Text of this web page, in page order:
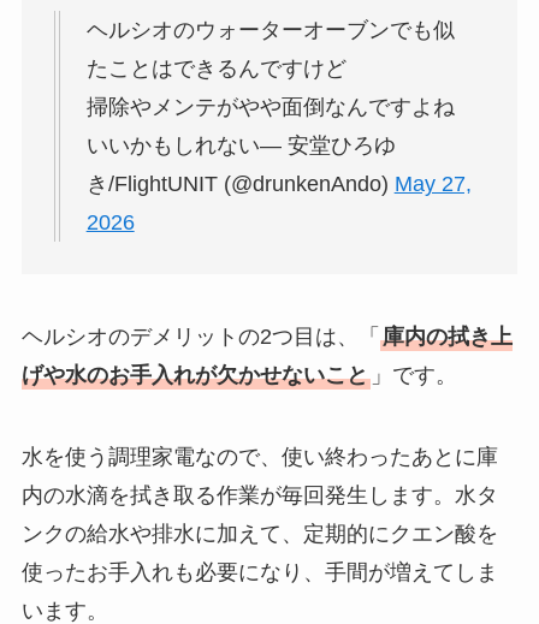
ヘルシオのウォーターオーブンでも似
たことはできるんですけど
掃除やメンテがやや面倒なんですよね
いいかもしれない— 安堂ひろゆ
き/FlightUNIT (@drunkenAndo) May 27,
2026
ヘルシオのデメリットの2つ目は、「 庫内の拭き上
げや水のお手入れが欠かせないこと」です。
水を使う調理家電なので、使い終わったあとに庫
内の水滴を拭き取る作業が毎回発生します。水タ
ンクの給水や排水に加えて、定期的にクエン酸を
使ったお手入れも必要になり、手間が増えてしま
います。